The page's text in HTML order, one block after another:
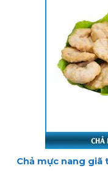
Chả mực nang giã